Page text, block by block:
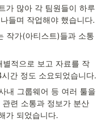
가 많아 각 팀원들이 하루
들며 작업해야 했습니다.
작가(아티스트)들과 소통
적으로 보고 자료를 작
간 정도 소요되었습니다.
내 그룹웨어 등 여러 툴을
련 소통과 정보가 분산
가 되었습니다.